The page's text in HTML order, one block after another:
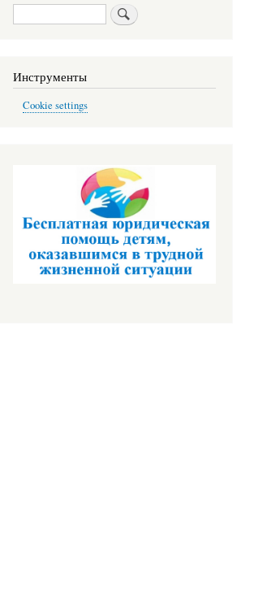
Поиск
Инструменты
Cookie settings